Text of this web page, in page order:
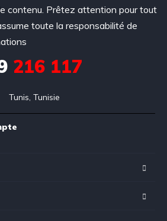
contenu. Prêtez attention pour tout
toute la responsabilité de
216 117
Tunis, Tunisie